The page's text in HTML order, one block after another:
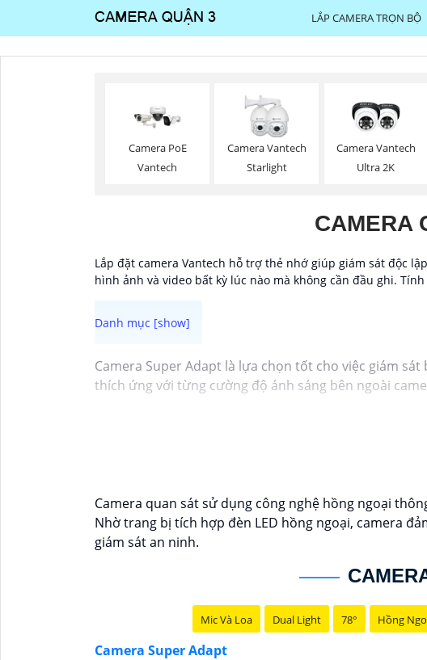
LẮP CAMERA TRỌN BỘ
Camera PoE
Vantech
Camera Vantech
Starlight
Camera Vantech
Ultra 2K
CAMERA
Lắp đặt camera Vantech hỗ trợ thẻ nhớ giúp giám sát độc
hình ảnh và video bất kỳ lúc nào mà không cần đầu ghi.
Camera Super Adapt là lựa chọn tốt cho việc giám
thích ứng với từng cường độ ánh sáng bên ngoài
Camera quan sát sử dụng công nghệ hồng ngoại
Nhờ trang bị tích hợp đèn LED hồng ngoại, camera
giám sát an ninh.
Mic Và Loa Dual Light 78° Hồng
Camera Super Adapt